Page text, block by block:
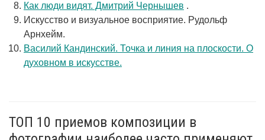
Как люди видят. Дмитрий Чернышев .
Искусство и визуальное восприятие. Рудольф
Арнхейм.
Василий Кандинский. Точка и линия на плоскости. О
духовном в искусстве.
ТОП 10 приемов композиции в